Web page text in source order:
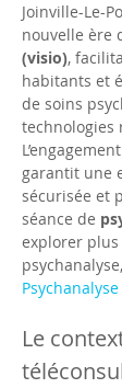
Joinville-Le-
nouvelle ère
(visio),
habitants et
de soins
technologies
garantit une
sécurisée et
séance de
explorer plus
Le